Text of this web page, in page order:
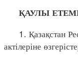
ҚАУЛЫ
1. Қазақстан
актілеріне